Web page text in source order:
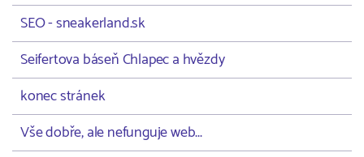
SEO - sneakerland.sk
Seifertova báseň Chlapec a hvězdy
konec stránek
Vše dobře, ale nefunguje web...